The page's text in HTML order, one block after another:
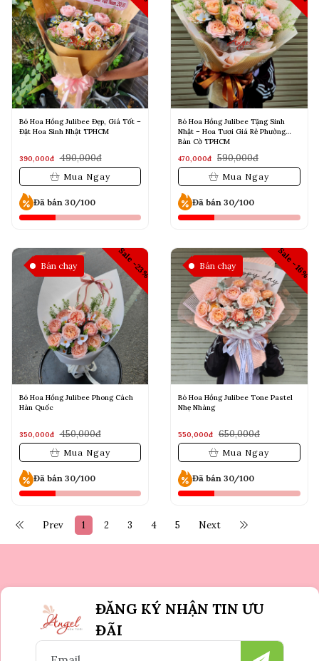
Bó Hoa Hồng Julibee Đẹp, Giá Tốt –
Đặt Hoa Sinh Nhật TPHCM
390,000đ 490,000đ
Mua Ngay
Đã bán 30/100
Bó Hoa Hồng Julibee Tặng Sinh
Nhật – Hoa Tươi Giá Rẻ Phường
Bàn Cờ TPHCM
470,000đ
590,000đ
Mua Ngay
Đã bán 30/100
Bán chạy Sale -23%
Bó Hoa Hồng Julibee Phong Cách
Hàn Quốc
350,000đ 450,000đ
Mua Ngay
Đã bán 30/100
Bán chạy Sale -16%
Bó Hoa Hồng Julibee Tone Pastel
Nhẹ Nhàng
550,000đ 650,000đ
Mua Ngay
Đã bán 30/100
Prev 1 2 3 4 5 Next
ĐĂNG KÝ NHẬN TIN ƯU
ĐÃI